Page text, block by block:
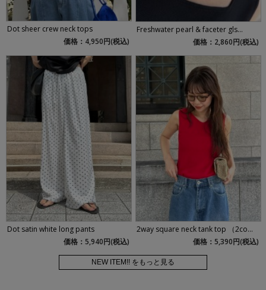
Dot sheer crew neck tops
価格：4,950円(税込)
Freshwater pearl & faceter gls...
価格：2,860円(税込)
Dot satin white long pants
価格：5,940円(税込)
2way square neck tank top （2co...
価格：5,390円(税込)
NEW ITEM!! をもっと見る